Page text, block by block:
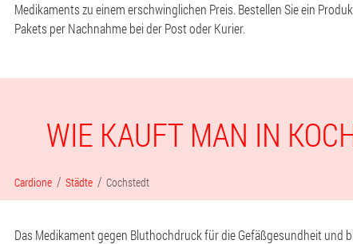
Medikaments zu einem erschwinglichen Preis. Bestellen Sie ein
Pakets per Nachnahme bei der Post oder Kurier.
WIE KAUFT MAN IN
Cardione Städte Cochstedt
Das Medikament gegen Bluthochdruck für die Gefäßgesundheit und